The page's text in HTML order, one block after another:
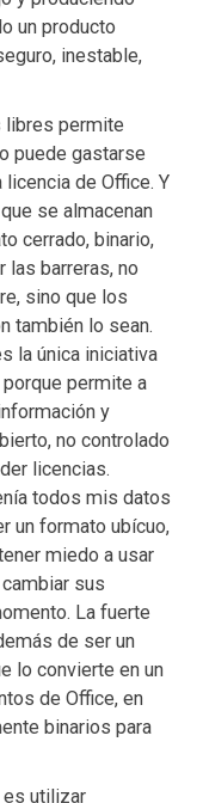
un producto
inestable,
libres permite
puede gastarse
de Office. Y
se almacenan
cerrado, binario,
las barreras, no
sino que los
también lo sean.
la única iniciativa
permite a
y
no controlado
licencias.
todos mis datos
un formato ubícuo,
miedo a usar
sus
La fuerte
de ser un
lo convierte en un
de Office, en
binarios para
es utilizar